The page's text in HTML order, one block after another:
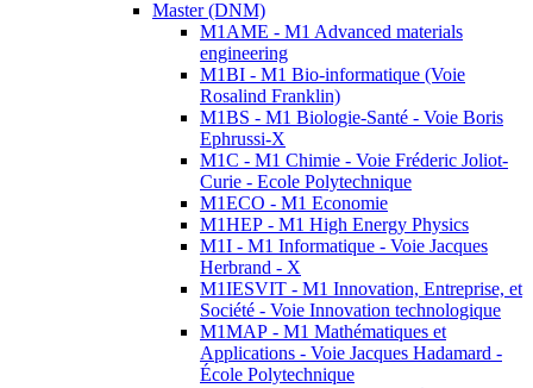
Master (DNM)
M1AME - M1 Advanced materials
engineering
M1BI - M1 Bio-informatique (Voie
Rosalind Franklin)
M1BS - M1 Biologie-Santé - Voie Boris
Ephrussi-X
M1C - M1 Chimie - Voie Fréderic Joliot-
Curie - Ecole Polytechnique
M1ECO - M1 Economie
M1HEP - M1 High Energy Physics
M1I - M1 Informatique - Voie Jacques
Herbrand - X
M1IESVIT - M1 Innovation, Entreprise, et
Société - Voie Innovation technologique
M1MAP - M1 Mathématiques et
Applications - Voie Jacques Hadamard -
École Polytechnique